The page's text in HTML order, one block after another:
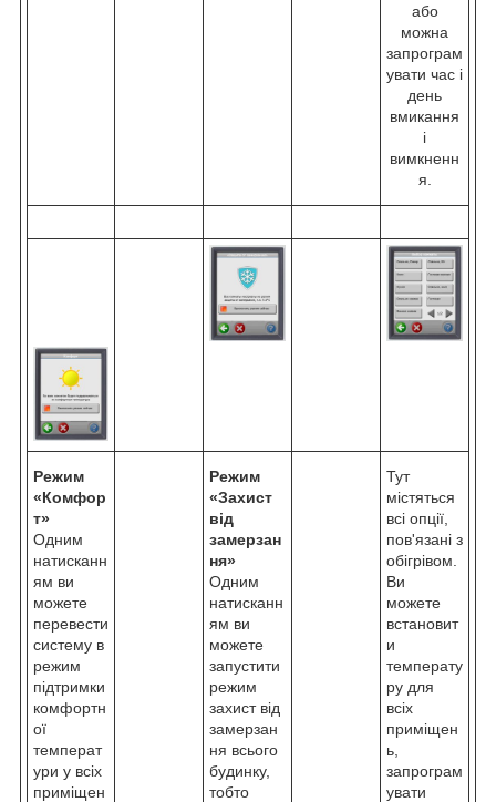
або
можна
запрограм
увати час і
день
вмикання
і
вимкненн
я.
Режим
«Комфор
т»
Одним
натисканн
ям ви
можете
перевести
систему в
режим
підтримки
комфортн
ої
температ
ури у всіх
приміщен
Режим
«Захист
від
замерзан
ня»
Одним
натисканн
ям ви
можете
запустити
режим
захист від
замерзан
ня всього
будинку,
тобто
Тут
містяться
всі опції,
пов'язані з
обігрівом.
Ви
можете
встановит
и
температу
ру для
всіх
приміщен
ь,
запрограм
увати